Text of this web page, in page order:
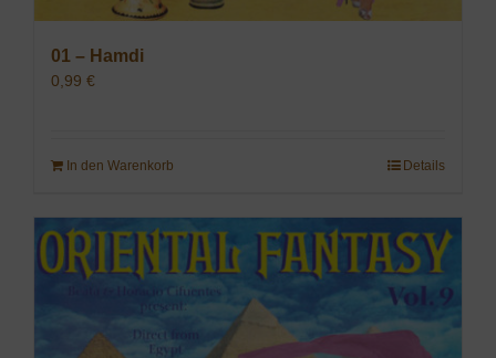
01 – Hamdi
0,99 €
In den Warenkorb Details